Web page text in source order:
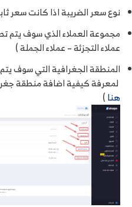
نوع سعر الضريبة اذا كانت سعر
مجموعة العملاء الذي سوف يتم
عملاء التجزئة – عملاء الجملة )
المنطقة الجغرافية التي سوف
لمعرفة كيفية اضافة منطقة
هنا)